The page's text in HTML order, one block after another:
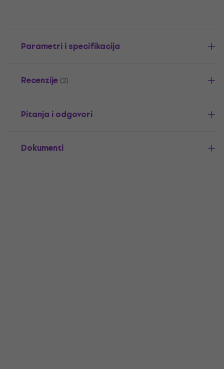
Parametri i specifikacija
Recenzije (2)
Pitanja i odgovori
Dokumenti